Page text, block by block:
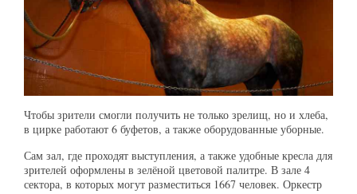
Чтобы зрители смогли получить не только зрелищ, но и хлеба,
в цирке работают 6 буфетов, а также оборудованные уборные.
Сам зал, где проходят выступления, а также удобные кресла для
зрителей оформлены в зелёной цветовой палитре. В зале 4
сектора, в которых могут разместиться 1667 человек. Оркестр